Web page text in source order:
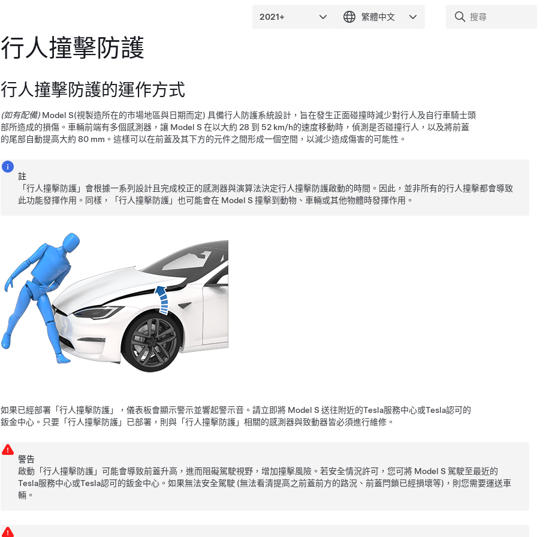
行人撞擊防護
行人撞擊防護的運作方式
(如有配備) Model S(視製造所在的市場地區與日期而定) 具備行人防護系統設計，旨在發生正面碰撞時減少對行人及自行車騎士頭
部所造成的損傷。車輛前端有多個感測器，讓 Model S 在以大約 28 到 52 km/h的速度移動時，偵測是否碰撞行人，以及將前蓋
的尾部自動提高大約 80 mm 。這樣可以在前蓋及其下方的元件之間形成一個空間，以減少造成傷害的可能性。
註
「行人撞擊防護」會根據一系列設計且完成校正的感測器與演算法決定行人撞擊防護啟動的時間。因此，並非所有的行人撞擊都會導致
此功能發揮作用。同樣，「行人撞擊防護」也可能會在 Model S 撞擊到動物、車輛或其他物體時發揮作用。
如果已經部署「行人撞擊防護」， 儀表板會顯示警示並響起警示音。請立即將 Model S 送往附近的Tesla服務中心或Tesla認可的
鈑金中心。只要「行人撞擊防護」已部署，則與「行人撞擊防護」相關的感測器與致動器皆必須進行維修。
警告
啟動「行人撞擊防護」可能會導致前蓋升高，進而阻礙駕駛視野，增加撞擊風險。若安全情況許可，您可將 Model S 駕駛至最近的
Tesla服務中心或Tesla認可的鈑金中心。如果無法安全駕駛 (無法看清提高之前蓋前方的路況、前蓋閂鎖已經損壞等)，則您需要運送車
輛。